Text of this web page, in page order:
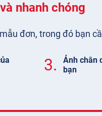
nhanh chóng
đơn, trong đó bạn
3.
Ảnh chân
bạn